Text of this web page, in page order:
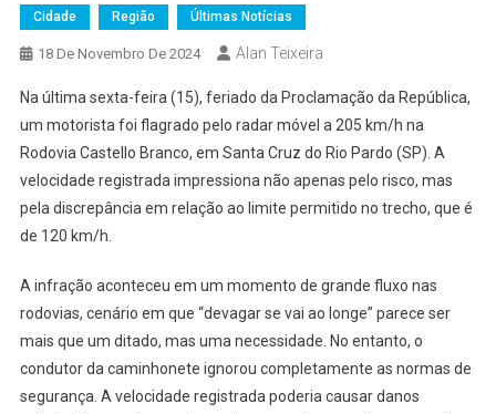
Cidade Região Últimas Notícias
18 De Novembro De 2024 Alan Teixeira
Na última sexta-feira (15), feriado da Proclamação da República,
um motorista foi flagrado pelo radar móvel a 205 km/h na
Rodovia Castello Branco, em Santa Cruz do Rio Pardo (SP). A
velocidade registrada impressiona não apenas pelo risco, mas
pela discrepância em relação ao limite permitido no trecho, que é
de 120 km/h.
A infração aconteceu em um momento de grande fluxo nas
rodovias, cenário em que “devagar se vai ao longe” parece ser
mais que um ditado, mas uma necessidade. No entanto, o
condutor da caminhonete ignorou completamente as normas de
segurança. A velocidade registrada poderia causar danos